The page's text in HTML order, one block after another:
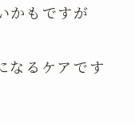
かもですが
なるケアです